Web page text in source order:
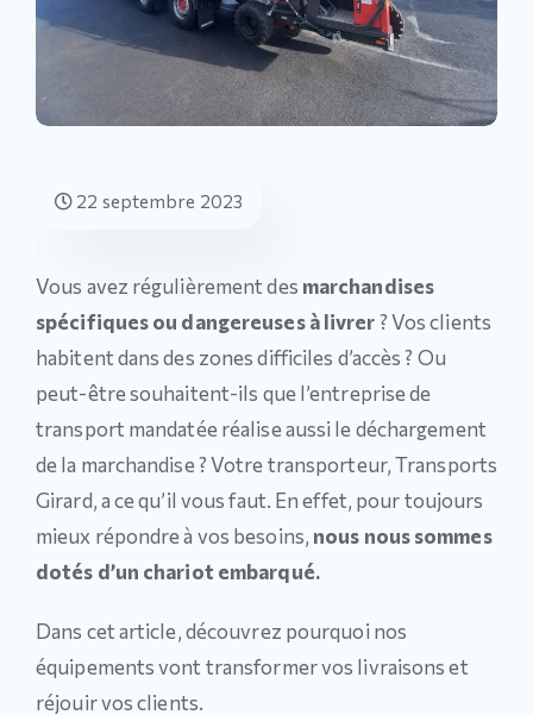
22 septembre 2023
Vous avez régulièrement des marchandises
spécifiques ou dangereuses à livrer? Vos clients
habitent dans des zones difficiles d’accès ? Ou
peut-être souhaitent-ils que l’entreprise de
transport mandatée réalise aussi le déchargement
de la marchandise ? Votre transporteur, Transports
Girard, a ce qu’il vous faut. En effet, pour toujours
mieux répondre à vos besoins, nous nous sommes
dotés d’un chariot embarqué.
Dans cet article, découvrez pourquoi nos
équipements vont transformer vos livraisons et
réjouir vos clients.